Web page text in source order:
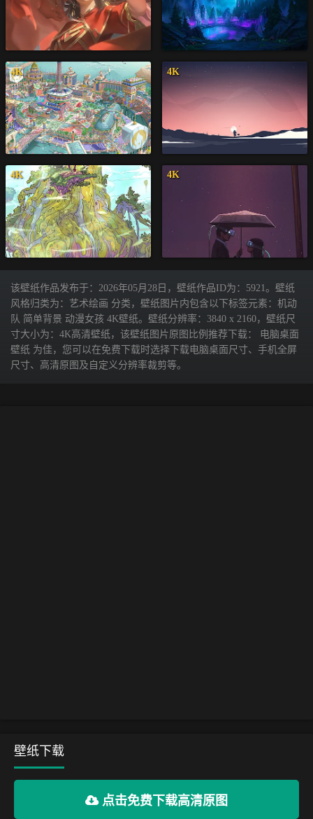
4K 4K
4K 4K
该壁纸作品发布于：2026年05月28日，壁纸作品ID为：5921。壁纸
风格归类为：艺术绘画 分类，壁纸图片内包含以下标签元素：机动
队 简单背景 动漫女孩 4K壁纸。壁纸分辨率：3840 x 2160，壁纸尺
寸大小为：4K高清壁纸，该壁纸图片原图比例推荐下载： 电脑桌面
壁纸 为佳，您可以在免费下载时选择下载电脑桌面尺寸、手机全屏
尺寸、高清原图及自定义分辨率裁剪等。
壁纸下载
点击免费下载高清原图